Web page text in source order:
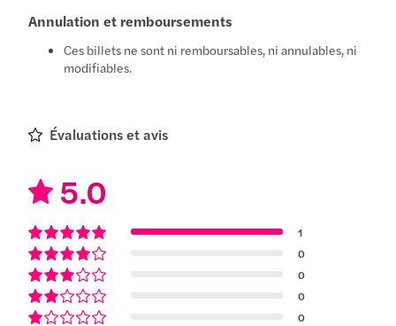
Annulation et remboursements
Ces billets ne sont ni remboursables, ni annulables, ni
modifiables.
Évaluations et avis
5.0
1
0
0
0
0